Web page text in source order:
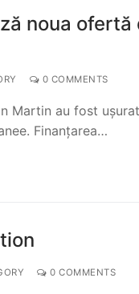
noua
0 COMMENTS
Martin au fost
Finanțarea…
0 COMMENTS